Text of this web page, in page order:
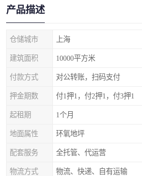
产品描述
仓储城市 上海
建筑面积 10000平方米
付款方式 对公转账，扫码支付
押金期数 付1押1，付2押1，付3押1
起租期 1个月
地面属性 环氧地坪
配套服务 全托管、代运营
物流方式 物流、快递、自有运输